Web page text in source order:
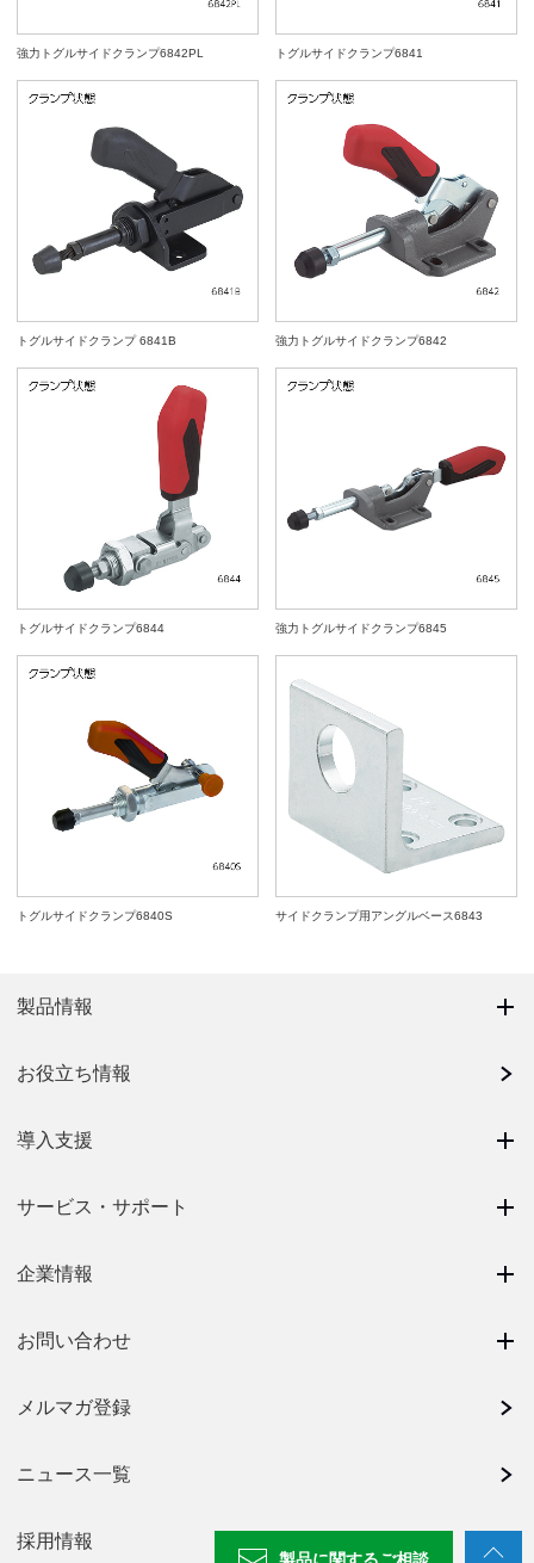
強力トグルサイドクランプ6842PL トグルサイドクランプ6841
トグルサイドクランプ 6841B 強力トグルサイドクランプ6842
トグルサイドクランプ6844 強力トグルサイドクランプ6845
トグルサイドクランプ6840S サイドクランプ用アングルベース6843
製品情報
お役立ち情報
導入支援
サービス・サポート
企業情報
お問い合わせ
メルマガ登録
ニュース一覧
採用情報